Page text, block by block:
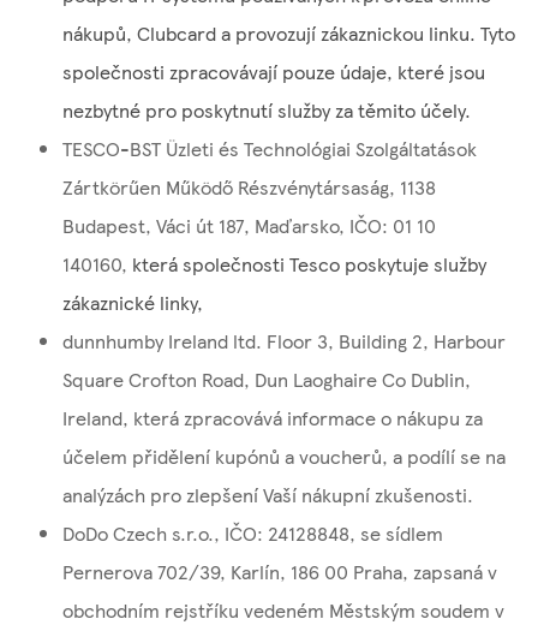
nákupů, Clubcard a provozují zákaznickou linku. Tyto
společnosti zpracovávají pouze údaje, které jsou
nezbytné pro poskytnutí služby za těmito účely.
TESCO-BST Üzleti és Technológiai Szolgáltatások
Zártkörűen Működő Részvénytársaság, 1138
Budapest, Váci út 187, Maďarsko, IČO: 01 10
140160, která společnosti Tesco poskytuje služby
zákaznické linky,
dunnhumby Ireland ltd. Floor 3, Building 2, Harbour
Square Crofton Road, Dun Laoghaire Co Dublin,
Ireland, která zpracovává informace o nákupu za
účelem přidělení kupónů a voucherů, a podílí se na
analýzách pro zlepšení Vaší nákupní zkušenosti.
DoDo Czech s.r.o., IČO: 24128848, se sídlem
Pernerova 702/39, Karlín, 186 00 Praha, zapsaná v
obchodním rejstříku vedeném Městským soudem v